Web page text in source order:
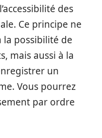
des
Ce principe ne
la possibilité de
mais aussi à la
un
Vous pourrez
par ordre